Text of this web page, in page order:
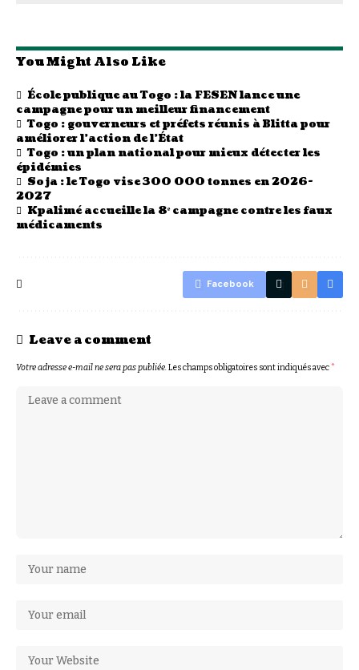
You Might Also Like
École publique au Togo : la FESEN lance une
campagne pour un meilleur financement
Togo : gouverneurs et préfets réunis à Blitta pour
améliorer l’action de l’État
Togo : un plan national pour mieux détecter les
épidémies
Soja : le Togo vise 300 000 tonnes en 2026-
2027
Kpalimé accueille la 8ᵉ campagne contre les faux
médicaments
Facebook
Leave a comment
Votre adresse e-mail ne sera pas publiée.Les champs obligatoires sont indiqués avec*